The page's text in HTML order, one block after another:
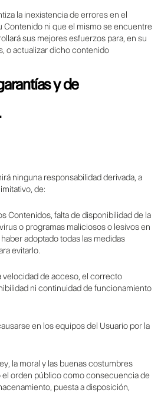
la inexistencia de errores en el
Contenido ni que el mismo se encuentre
sus mejores esfuerzos para, en su
o actualizar dicho contenido
y de
ninguna responsabilidad derivada, a
de:
Contenidos, falta de disponibilidad de la
o programas maliciosos o lesivos en
adoptado todas las medidas
evitarlo.
velocidad de acceso, el correcto
ni continuidad de funcionamiento
en los equipos del Usuario por la
la moral y las buenas costumbres
orden público como consecuencia de
puesta a disposición,